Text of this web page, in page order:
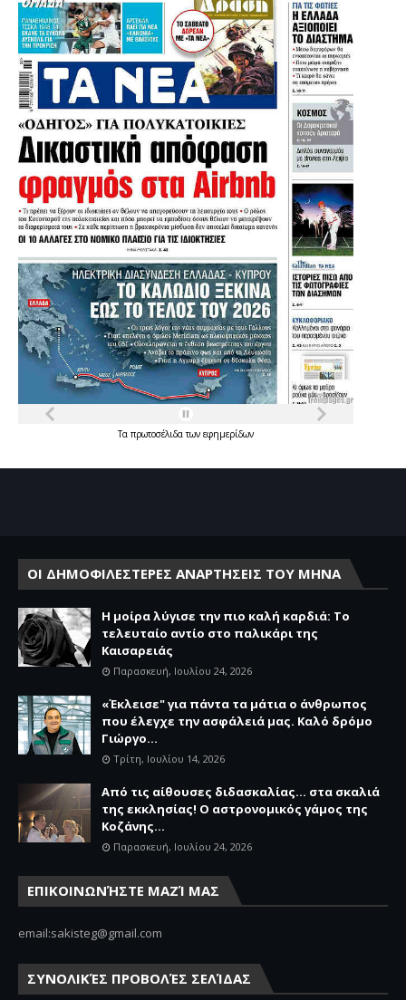
Τα πρωτοσέλιδατων εφημερίδων
ΟΙ ΔΗΜΟΦΙΛΕΣΤΕΡΕΣ ΑΝΑΡΤΗΣΕΙΣ ΤΟΥ ΜΗΝΑ
Η μοίρα λύγισε την πιο καλή καρδιά: Το
τελευταίο αντίο στο παλικάρι της
Καισαρειάς
Παρασκευή, Ιουλίου 24, 2026
«Έκλεισε" για πάντα τα μάτια ο άνθρωπος
που έλεγχε την ασφάλειά μας. Καλό δρόμο
Γιώργο...
Τρίτη, Ιουλίου 14, 2026
Από τις αίθουσες διδασκαλίας… στα σκαλιά
της εκκλησίας! Ο αστρονομικός γάμος της
Κοζάνης...
Παρασκευή, Ιουλίου 24, 2026
ΕΠΙΚΟΙΝΩΝΉΣΤΕ ΜΑΖΊ ΜΑΣ
email:sakisteg@gmail.com
ΣΥΝΟΛΙΚΈΣ ΠΡΟΒΟΛΈΣ ΣΕΛΊΔΑΣ